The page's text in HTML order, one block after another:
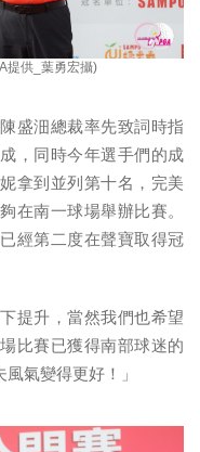
提供_葉勇宏攝)
盛沺總裁率先致詞時指
，同時今年選手們的成
拿到並列第十名，完美
在南一球場舉辦比賽。
經第二度在聲寶取得冠
提升，當然我們也希望
比賽已獲得南部球迷的
氣變得更好！」